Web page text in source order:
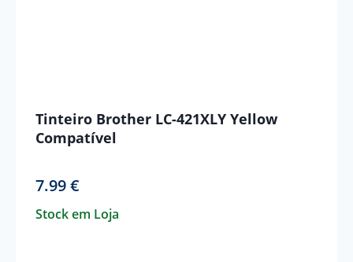
Tinteiro Brother LC-421XLY Yellow
Compatível
7.99€
Stock em Loja